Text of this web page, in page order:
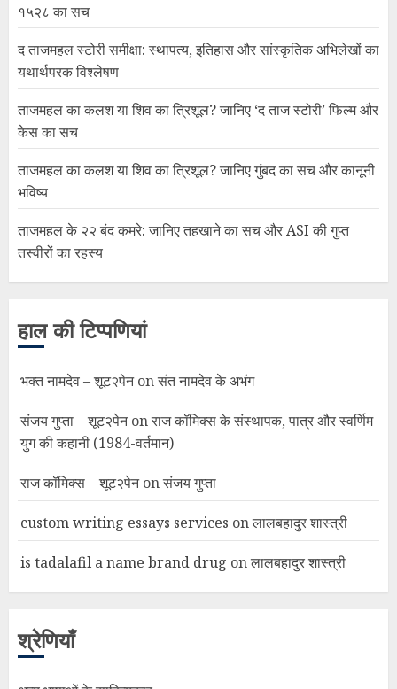
१५२८ का सच
द ताजमहल स्टोरी समीक्षा: स्थापत्य, इतिहास और सांस्कृतिक अभिलेखों का
यथार्थपरक विश्लेषण
ताजमहल का कलश या शिव का त्रिशूल? जानिए ‘द ताज स्टोरी’ फिल्म और
केस का सच
ताजमहल का कलश या शिव का त्रिशूल? जानिए गुंबद का सच और कानूनी
भविष्य
ताजमहल के २२ बंद कमरे: जानिए तहखाने का सच और ASI की गुप्त
तस्वीरों का रहस्य
हाल की टिप्पणियां
भक्त नामदेव – शूट२पेनonसंत नामदेव के अभंग
संजय गुप्ता – शूट२पेनonराज कॉमिक्स के संस्थापक, पात्र और स्वर्णिम
युग की कहानी (1984-वर्तमान)
राज कॉमिक्स – शूट२पेनonसंजय गुप्ता
custom writing essays services onलालबहादुर शास्त्री
is tadalafil a name brand drug onलालबहादुर शास्त्री
श्रेणियाँ